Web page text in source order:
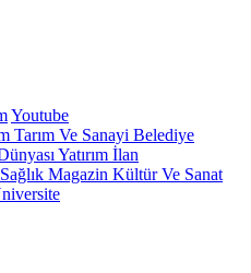
Youtube
Tarım Ve Sanayi Belediye
Yatırım İlan
Magazin Kültür Ve Sanat